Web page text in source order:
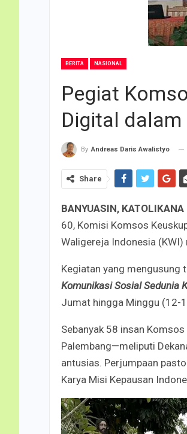
BERITA NASIONAL
Pegiat
Digital dalam
By Andreas Daris Awalistyo
Share
BANYUASIN, KATOLIKANA
60, Komisi Komsos
Waligereja Indonesia
Kegiatan yang mengusung
Komunikasi Sosial Sedunia
Jumat hingga Minggu (12-
Sebanyak 58 insan
Palembang—meliputi
antusias. Perjumpaan
Karya Misi Kepausan